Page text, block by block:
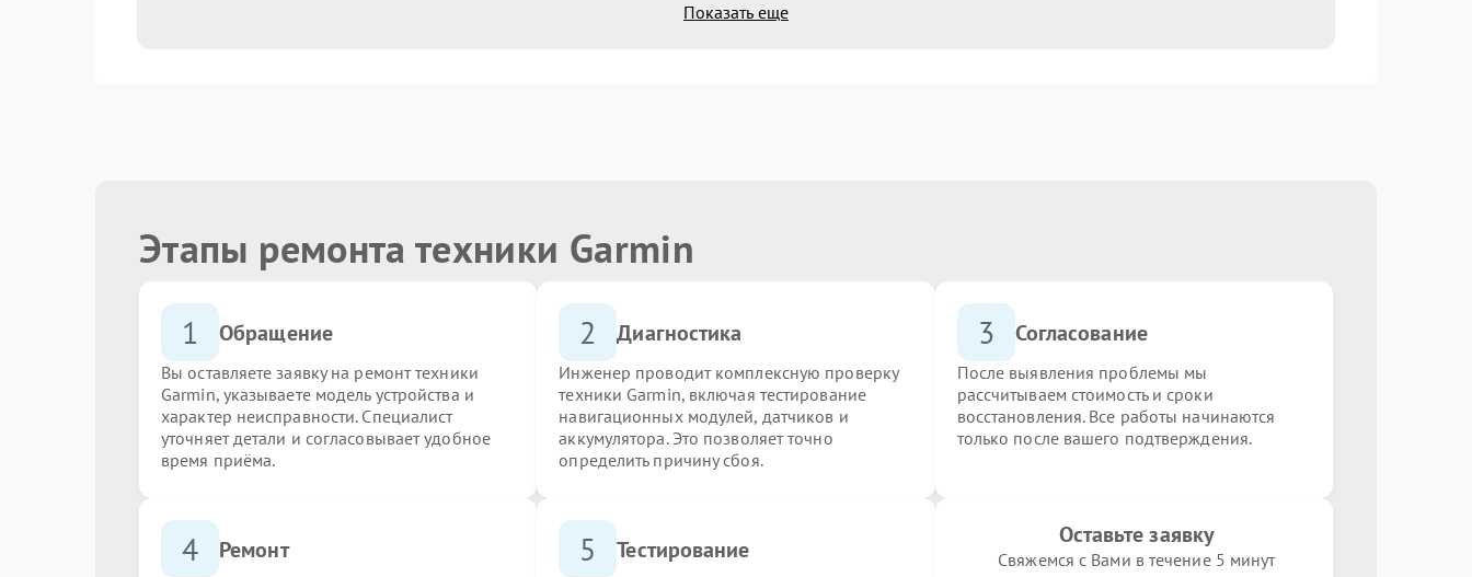
Показать еще
Этапы ремонта техники Garmin
1 Обращение
Вы оставляете заявку на ремонт техники
Garmin, указываете модель устройства и
характер неисправности. Специалист
уточняет детали и согласовывает удобное
время приёма.
2 Диагностика
Инженер проводит комплексную проверку
техники Garmin, включая тестирование
навигационных модулей, датчиков и
аккумулятора. Это позволяет точно
определить причину сбоя.
3 Согласование
После выявления проблемы мы
рассчитываем стоимость и сроки
восстановления. Все работы начинаются
только после вашего подтверждения.
4 Ремонт 5 Тестирование
Оставьте заявку
Свяжемся с Вами в течение 5 минут